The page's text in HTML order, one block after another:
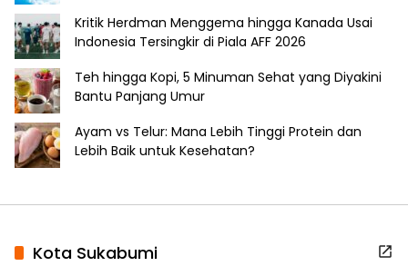
Kritik Herdman Menggema hingga Kanada Usai
Indonesia Tersingkir di Piala AFF 2026
Teh hingga Kopi, 5 Minuman Sehat yang Diyakini
Bantu Panjang Umur
Ayam vs Telur: Mana Lebih Tinggi Protein dan
Lebih Baik untuk Kesehatan?
Kota Sukabumi